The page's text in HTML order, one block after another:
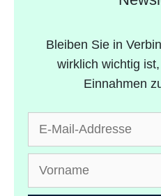
Bleiben Sie in
wirklich wichtig
Einnahmen